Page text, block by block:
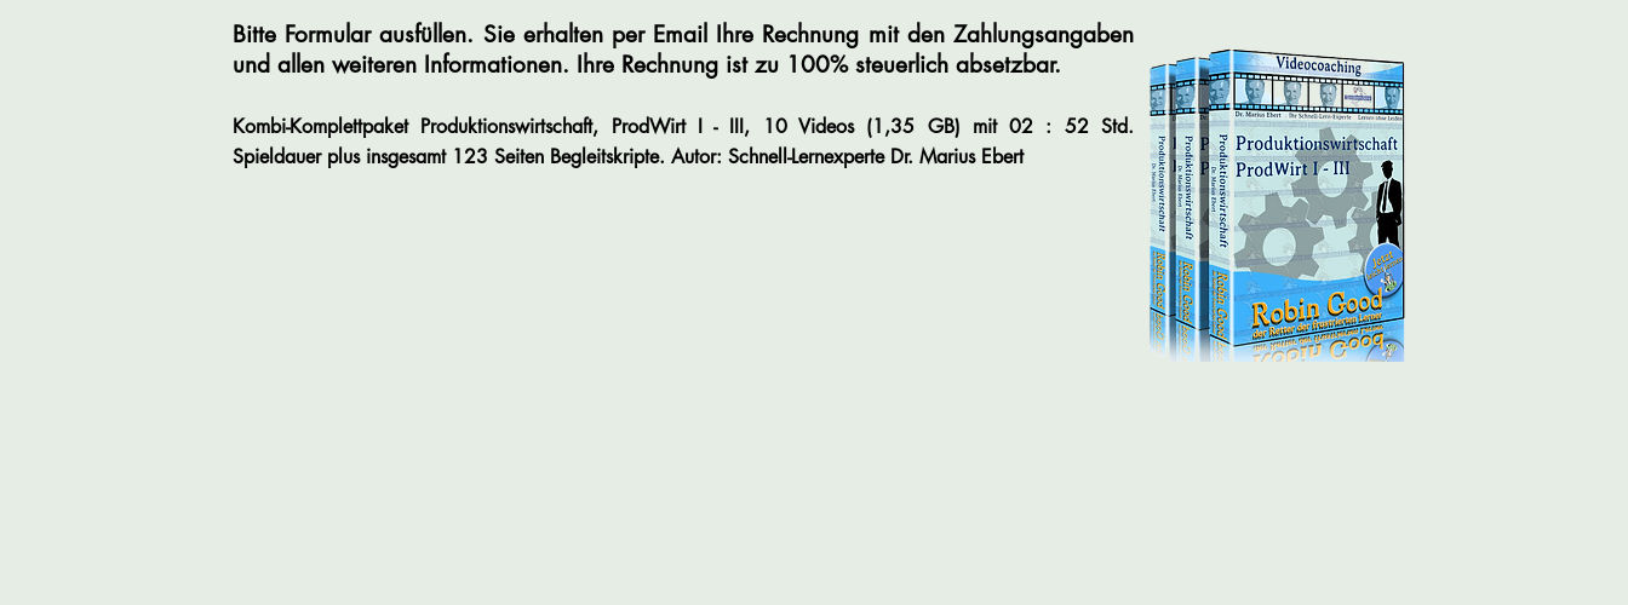
Bitte Formular ausfüllen. Sie erhalten per Email Ihre Rechnung mit den Zahlungsangaben
und allen weiteren Informationen. Ihre Rechnung ist zu 100% steuerlich absetzbar.
Kombi-Komplettpaket Produktionswirtschaft, ProdWirt I - III, 10 Videos (1,35 GB) mit 02 : 52 Std.
Spieldauer plus insgesamt 123 Seiten Begleitskripte. Autor: Schnell-Lernexperte Dr. Marius Ebert